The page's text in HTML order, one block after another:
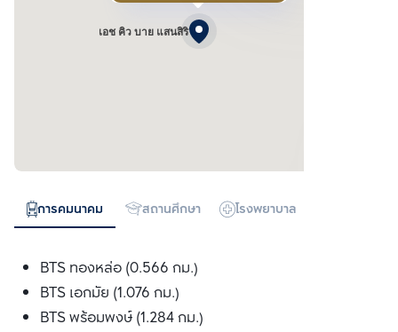
เอช คิว บาย แสนสิริ
การคมนาคม สถานศึกษา โรงพยาบาล
BTS ทองหล่อ (0.566 กม.)
BTS เอกมัย (1.076 กม.)
BTS พร้อมพงษ์ (1.284 กม.)